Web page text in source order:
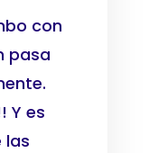
con
pasa
Y es
las